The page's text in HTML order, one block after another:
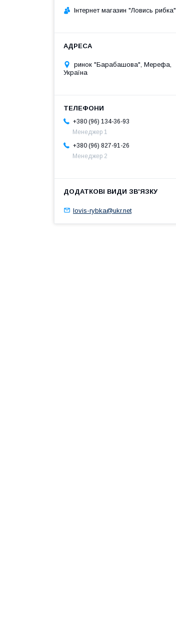
Інтернет магазин "Ловись рибка"
ринок "Барабашова", Мерефа,
Україна
+380 (96) 134-36-93
Менеджер 1
+380 (96) 827-91-26
Менеджер 2
lovis-rybka@ukr.net